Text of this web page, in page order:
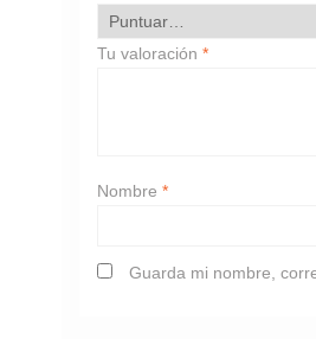
Tu valoración *
Nombre *
Guarda mi nombre,